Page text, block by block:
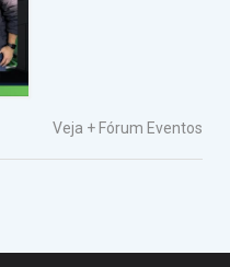
Veja + Fórum Eventos